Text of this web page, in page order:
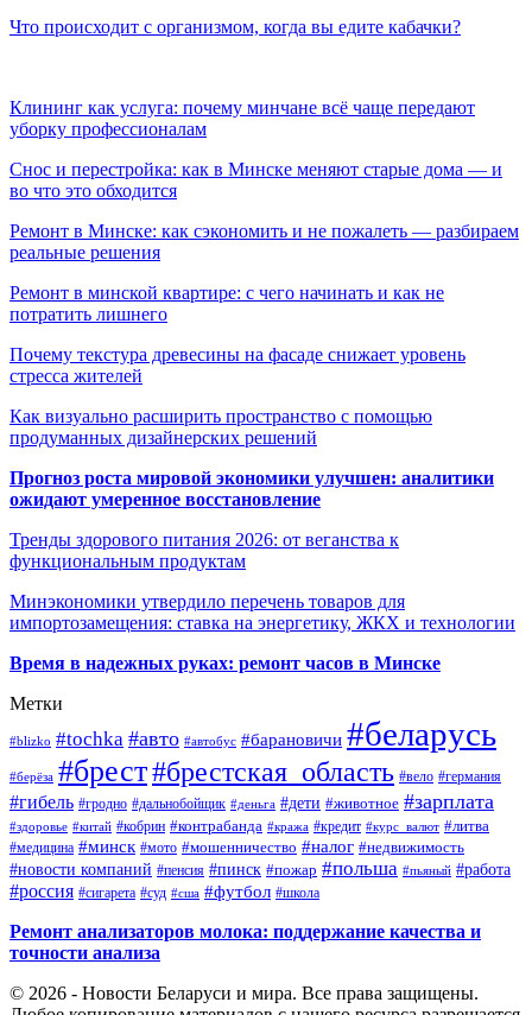
Что происходит с организмом, когда вы едите кабачки?
Клининг как услуга: почему минчане всё чаще передают
уборку профессионалам
Снос и перестройка: как в Минске меняют старые дома — и
во что это обходится
Ремонт в Минске: как сэкономить и не пожалеть — разбираем
реальные решения
Ремонт в минской квартире: с чего начинать и как не
потратить лишнего
Почему текстура древесины на фасаде снижает уровень
стресса жителей
Как визуально расширить пространство с помощью
продуманных дизайнерских решений
Прогноз роста мировой экономики улучшен: аналитики
ожидают умеренное восстановление
Тренды здорового питания 2026: от веганства к
функциональным продуктам
Минэкономики утвердило перечень товаров для
импортозамещения: ставка на энергетику, ЖКХ и технологии
Время в надежных руках: ремонт часов в Минске
Метки
#blizko #tochka #авто #автобус #барановичи #беларусь
#берёза #брест#брестская_область #вело #германия
#гибель #гродно #дальнобойщик #деньга #дети #животное #зарплата
#здоровье #китай #кобрин #контрабанда #кража #кредит #курс_валют #литва
#медицина #минск #мото #мошенничество #налог #недвижимость
#новости компаний #пенсия #пинск #пожар #польша #пьяный #работа
#россия #сигарета #суд #сша #футбол #школа
Ремонт анализаторов молока: поддержание качества и
точности анализа
© 2026 - Новости Беларуси и мира. Все права защищены.